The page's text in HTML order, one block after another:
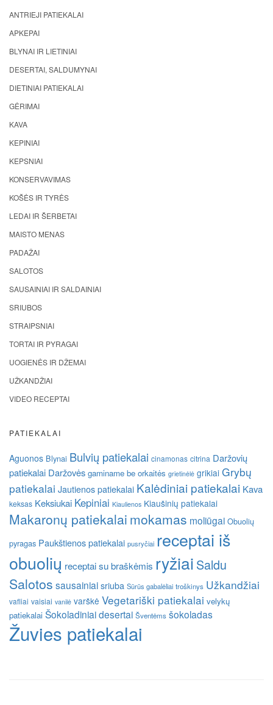
ANTRIEJI PATIEKALAI
APKEPAI
BLYNAI IR LIETINIAI
DESERTAI, SALDUMYNAI
DIETINIAI PATIEKALAI
GĖRIMAI
KAVA
KEPINIAI
KEPSNIAI
KONSERVAVIMAS
KOŠĖS IR TYRĖS
LEDAI IR ŠERBETAI
MAISTO MENAS
PADAŽAI
SALOTOS
SAUSAINIAI IR SALDAINIAI
SRIUBOS
STRAIPSNIAI
TORTAI IR PYRAGAI
UOGIENĖS IR DŽEMAI
UŽKANDŽIAI
VIDEO RECEPTAI
PATIEKALAI
Aguonos Blynai Bulvių patiekalai cinamonas citrina Daržovių
patiekalai Daržovės gaminame be orkaitės grietinėlė grikiai Grybų
patiekalai Jautienos patiekalai Kalėdiniai patiekalai Kava
keksas Keksiukai Kepiniai Kiaulienos Kiaušinių patiekalai
Makaronų patiekalai mokamas moliūgai Obuolių
pyragas Paukštienos patiekalai pusryčiai receptai iš
obuolių receptai su braškėmis ryžiai Saldu
Salotos sausainiai sriuba Sūrūs gabalėliai troškinys Užkandžiai
vafliai vaisiai vanilė varškė Vegetariški patiekalai velykų
patiekalai Šokoladiniai desertai Šventėms šokoladas
Žuvies patiekalai